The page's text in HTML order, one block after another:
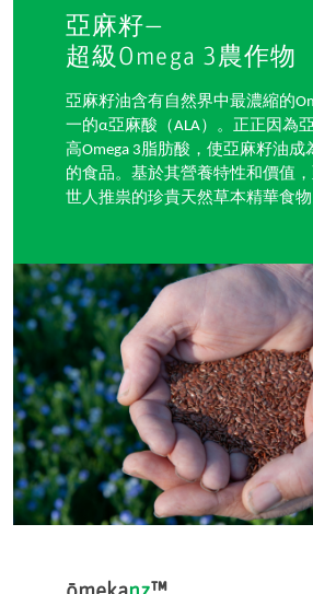
亞麻籽—
超級Omega 3農作物
亞麻籽油含有自然界中最濃縮的
一的α亞麻酸（ALA）。正正因為
高Omega 3脂肪酸，使亞麻籽油成
的食品。基於其營養特性和價值
世人推祟的珍貴天然草本精華食物